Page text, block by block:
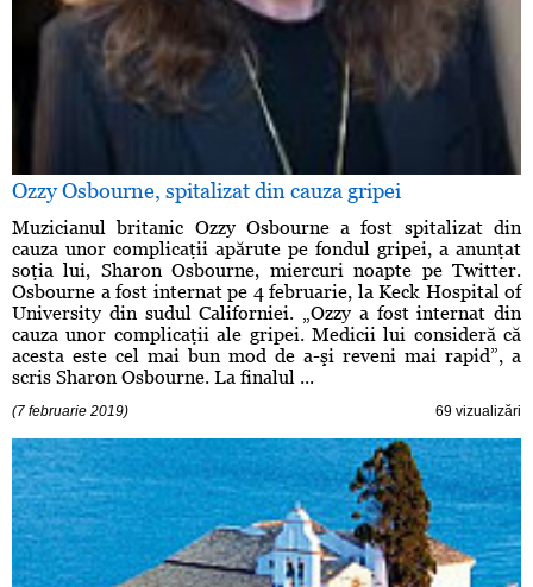
Ozzy Osbourne, spitalizat din cauza gripei
Muzicianul britanic Ozzy Osbourne a fost spitalizat din
cauza unor complicaţii apărute pe fondul gripei, a anunţat
soţia lui, Sharon Osbourne, miercuri noapte pe Twitter.
Osbourne a fost internat pe 4 februarie, la Keck Hospital of
University din sudul Californiei. „Ozzy a fost internat din
cauza unor complicaţii ale gripei. Medicii lui consideră că
acesta este cel mai bun mod de a-şi reveni mai rapid”, a
scris Sharon Osbourne. La finalul ...
(7 februarie 2019) 69 vizualizări